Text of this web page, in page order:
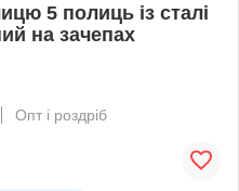
5 полиць із сталі
на зачепах
Опт і роздріб